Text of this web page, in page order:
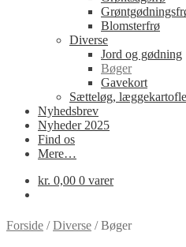
Blomsterfrø
Diverse
Jord og gødning
Bøger
Gavekort
Sætteløg,
Nyhedsbrev
Nyheder 2025
Find os
Mere…
kr. 0,00 0 varer
Forside /Diverse /Bøger